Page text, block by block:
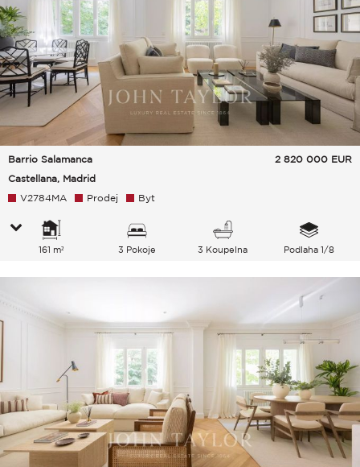
Barrio Salamanca
Castellana, Madrid
2 820 000 EUR
V2784MA Prodej Byt
161 m² 3 Pokoje 3 Koupelna Podlaha 1/8